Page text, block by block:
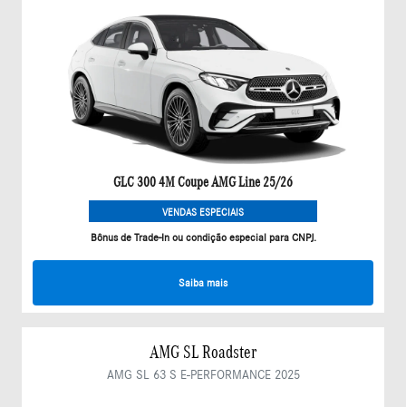
GLC 300 4M Coupe AMG Line 25/26
VENDAS ESPECIAIS
Bônus de Trade-In ou condição especial para CNPJ.
Saiba mais
AMG SL Roadster
AMG SL 63 S E-PERFORMANCE 2025